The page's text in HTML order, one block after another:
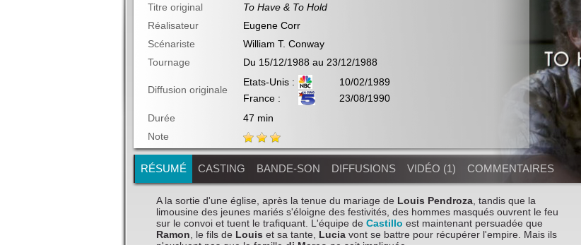
Titre original
To Have & To Hold
Réalisateur
Eugene Corr
Scénariste
William T. Conway
Tournage
Du 15/12/1988 au 23/12/1988
Diffusion originale
Etats-Unis :
10/02/1989
France :
23/08/1990
Durée
47 min
Note
RÉSUMÉ CASTING BANDE-SON DIFFUSIONS VIDÉO (1) COMMENTAIRES
A la sortie d'une église, après la tenue du mariage de Louis Pendroza , tandis que la
limousine des jeunes mariés s'éloigne des festivités, des hommes masqués ouvrent le feu
sur le convoi et tuent le trafiquant. L'équipe de Castillo est maintenant persuadée que
Ramon , le fils de Louis et sa tante, Lucia vont se battre pour récupérer l'empire. Mais ils